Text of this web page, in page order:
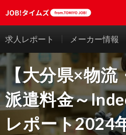
求人レポート メーカー情報
【大分県×物流
派遣料金～
レポート2024